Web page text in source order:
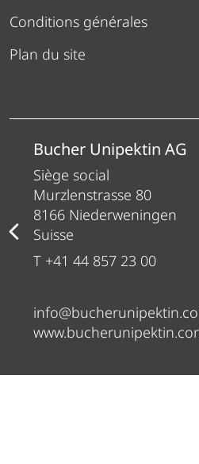
Conditions générales
Plan du site
Bucher Unipektin AG
Siège social
Murzlenstrasse 80
8166 Niederweningen
Suisse
T +41 44 857 23 00